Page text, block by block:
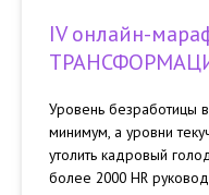
IV онлайн-
Уровень безработицы
минимум, а уровни
утолить кадровый
более 2000 HR